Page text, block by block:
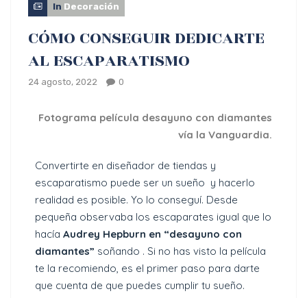
In Decoración
CÓMO CONSEGUIR DEDICARTE
AL ESCAPARATISMO
24 agosto, 2022 0
Fotograma película desayuno con diamantes
vía la Vanguardia.
Convertirte en diseñador de tiendas y
escaparatismo puede ser un sueño y hacerlo
realidad es posible. Yo lo conseguí. Desde
pequeña observaba los escaparates igual que lo
hacía Audrey Hepburn en “desayuno con
diamantes” soñando . Si no has visto la película
te la recomiendo, es el primer paso para darte
que cuenta de que puedes cumplir tu sueño.